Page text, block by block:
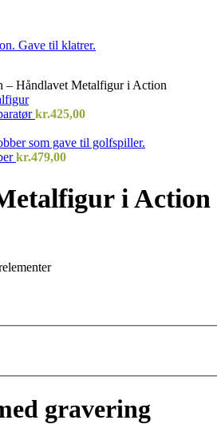
– Håndlavet Metalfigur i Action
kr.425,00
kr.479,00
i Action
gravering